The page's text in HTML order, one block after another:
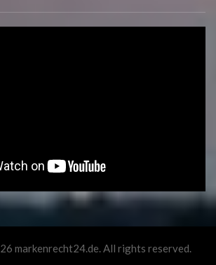
markenrecht24.de. All rights reserved.